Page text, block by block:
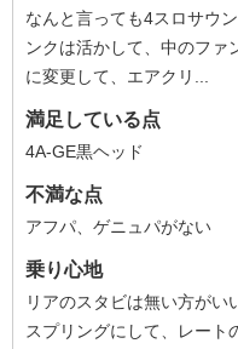
なんと言っても4スロサウ
ンクは活かして、中のファ
に変更して、エアクリ...
満足している点
4A-GE黒ヘッド
不満な点
アフパ、ゲニュパがない
乗り心地
リアのスタビは無い方がい
スプリングにして、レート